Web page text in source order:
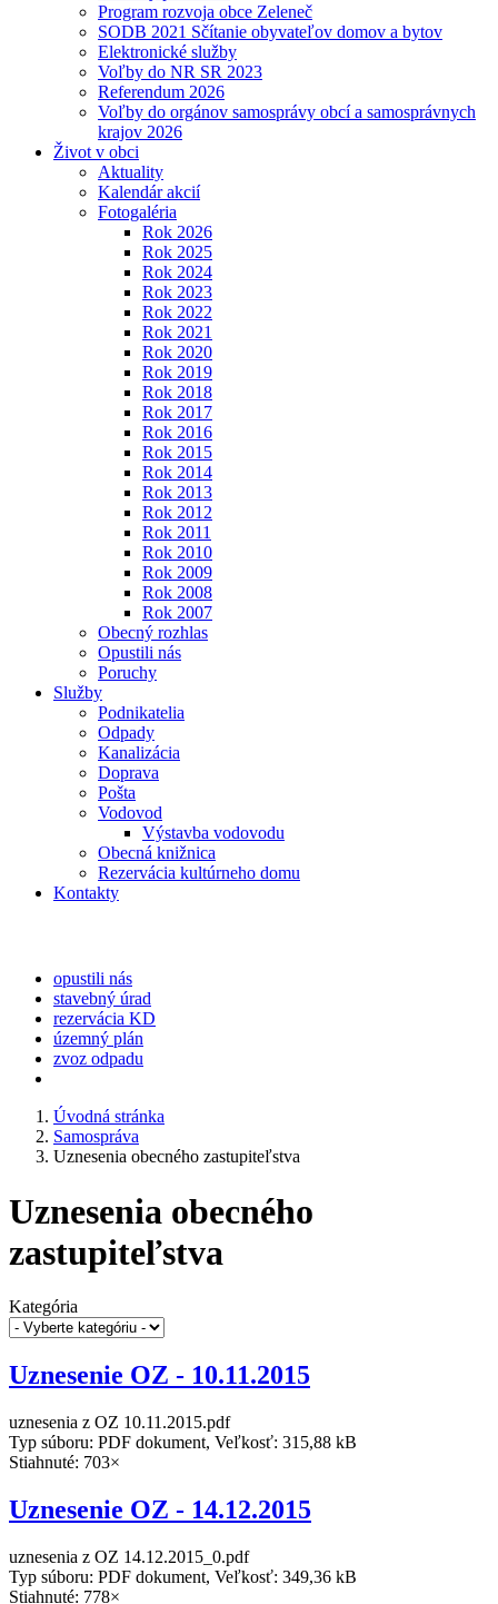
Program rozvoja obce Zeleneč
SODB 2021 Sčítanie obyvateľov domov a bytov
Elektronické služby
Voľby do NR SR 2023
Referendum 2026
Voľby do orgánov samosprávy obcí a samosprávnych
krajov 2026
Život v obci
Aktuality
Kalendár akcií
Fotogaléria
Rok 2026
Rok 2025
Rok 2024
Rok 2023
Rok 2022
Rok 2021
Rok 2020
Rok 2019
Rok 2018
Rok 2017
Rok 2016
Rok 2015
Rok 2014
Rok 2013
Rok 2012
Rok 2011
Rok 2010
Rok 2009
Rok 2008
Rok 2007
Obecný rozhlas
Opustili nás
Poruchy
Služby
Podnikatelia
Odpady
Kanalizácia
Doprava
Pošta
Vodovod
Výstavba vodovodu
Obecná knižnica
Rezervácia kultúrneho domu
Kontakty
opustili nás
stavebný úrad
rezervácia KD
územný plán
zvoz odpadu
Úvodná stránka
Samospráva
Uznesenia obecného zastupiteľstva
Uznesenia obecného
zastupiteľstva
Kategória
Uznesenie OZ - 10.11.2015
uznesenia z OZ 10.11.2015.pdf
Typ súboru: PDF dokument, Veľkosť: 315,88 kB
Stiahnuté: 703×
Uznesenie OZ - 14.12.2015
uznesenia z OZ 14.12.2015_0.pdf
Typ súboru: PDF dokument, Veľkosť: 349,36 kB
Stiahnuté: 778×